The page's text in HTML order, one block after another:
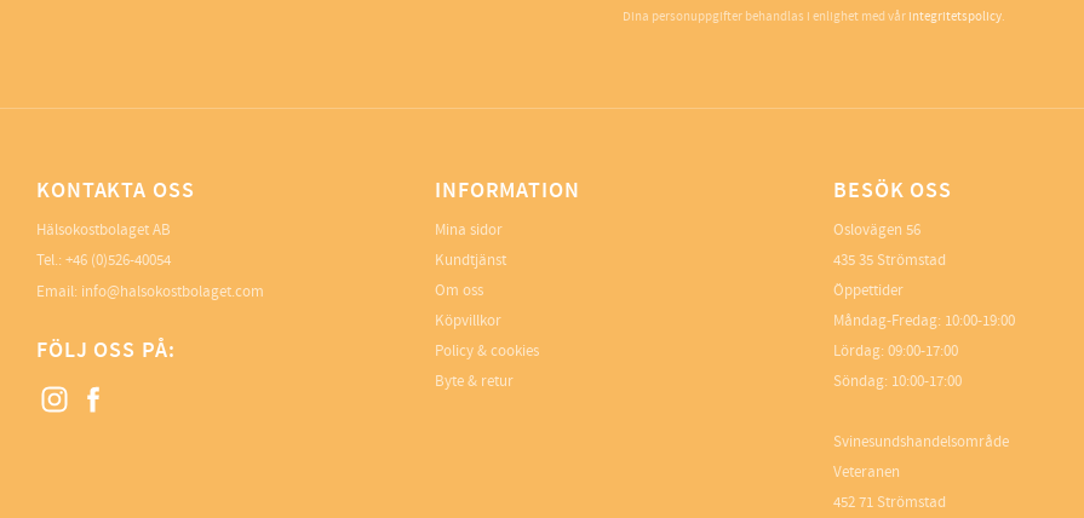
Dina personuppgifter behandlas i enlighet med vår integritetspolicy.
KONTAKTA OSS
Hälsokostbolaget AB
Tel.: +46 (0)526-40054
Email: info@halsokostbolaget.com
FÖLJ OSS PÅ:
INFORMATION
Mina sidor
Kundtjänst
Om oss
Köpvillkor
Policy & cookies
Byte & retur
BESÖK OSS
Oslovägen 56
435 35 Strömstad
Öppettider
Måndag-Fredag: 10:00-19:00
Lördag: 09:00-17:00
Söndag: 10:00-17:00
Svinesundshandelsområde
Veteranen
452 71 Strömstad